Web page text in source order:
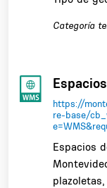
Categoría
https://
re-base/
Espacios